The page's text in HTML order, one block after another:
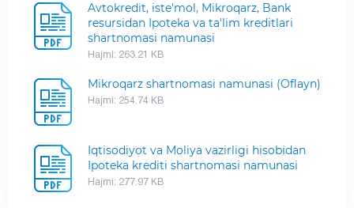
Avtokredit, iste'mol, Mikroqarz, Bank
resursidan Ipoteka va ta'lim kreditlari
shartnomasi namunasi
Hajmi: 263.21 KB
Mikroqarz shartnomasi namunasi (Oflayn)
Hajmi: 254.74 KB
Iqtisodiyot va Moliya vazirligi hisobidan
Ipoteka krediti shartnomasi namunasi
Hajmi: 277.97 KB